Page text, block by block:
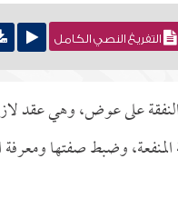
التفريغ النصي الكامل
النفقة على عوض، وهي
وضبط صفتها ومعرفة